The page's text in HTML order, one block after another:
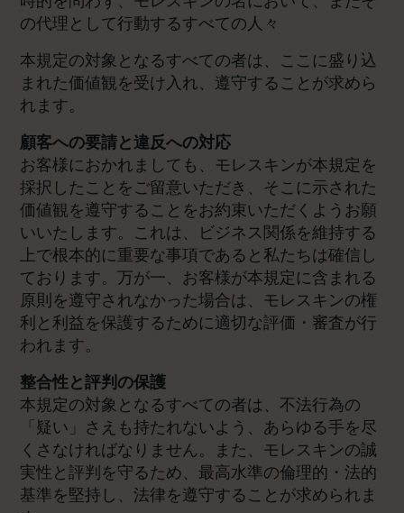
の代理として行動するすべての人々
本規定の対象となるすべての者は、ここに盛り込
まれた価値観を受け入れ、遵守することが求めら
れます。
顧客への要請と違反への対応
お客様におかれましても、モレスキンが本規定を
採択したことをご留意いただき、そこに示された
価値観を遵守することをお約束いただくようお願
いいたします。これは、ビジネス関係を維持する
上で根本的に重要な事項であると私たちは確信し
ております。万が一、お客様が本規定に含まれる
原則を遵守されなかった場合は、モレスキンの権
利と利益を保護するために適切な評価・審査が行
われます。
整合性と評判の保護
本規定の対象となるすべての者は、不法行為の
「疑い」さえも持たれないよう、あらゆる手を尽
くさなければなりません。また、モレスキンの誠
実性と評判を守るため、最高水準の倫理的・法的
基準を堅持し、法律を遵守することが求められま